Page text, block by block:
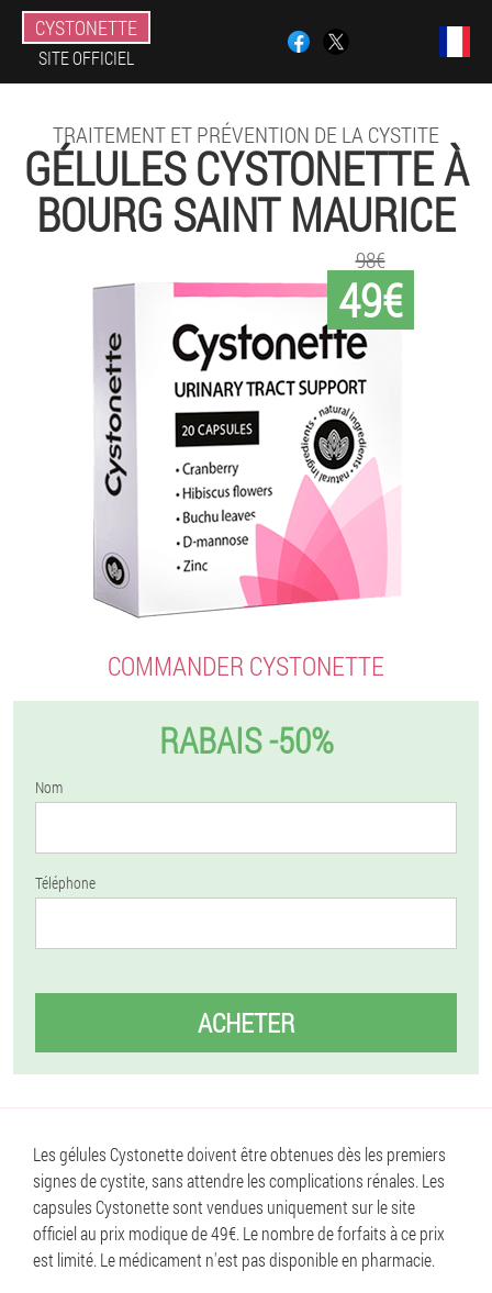
CYSTONETTE
SITE OFFICIEL
TRAITEMENT ET PRÉVENTION DE LA CYSTITE
GÉLULES CYSTONETTE À
BOURG SAINT MAURICE
49€
98€
COMMANDER CYSTONETTE
RABAIS -50%
Nom
Téléphone
ACHETER
Les gélules Cystonette doivent être obtenues dès les premiers
signes de cystite, sans attendre les complications rénales. Les
capsules Cystonette sont vendues uniquement sur le site
officiel au prix modique de 49€. Le nombre de forfaits à ce prix
est limité. Le médicament n'est pas disponible en pharmacie.